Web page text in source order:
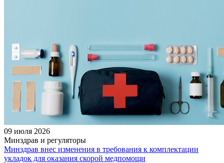
09 июля 2026
Минздрав и регуляторы
Минздрав внес изменения в требования к комплектации
укладок для оказания скорой медпомощи